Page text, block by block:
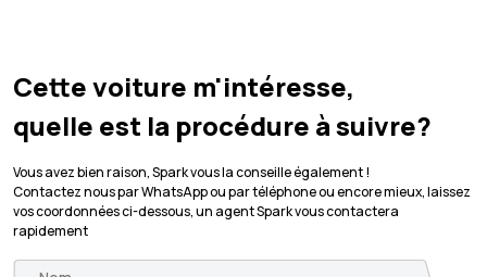
Cette voiture m'intéresse,
quelle est la procédure à suivre?
Vous avez bien raison, Spark vous la conseille également !
Contactez nous par WhatsApp ou par téléphone ou encore mieux, laissez
vos coordonnées ci-dessous, un agent Spark vous contactera
rapidement